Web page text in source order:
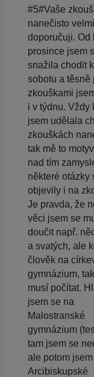
#5#Vaše
nanečisto velmi
doporučuji. Od
prosince jsem
snažila chodit
sobotu a těsně
zkouškami
i v týdnu. Vždy
jsem udělala
zkouškách
tak mě to
nad tím
některé otázky
objevily i na
Je pravda, že
věci jsem se
doučit např.
a svatých, ale
člověk na
gymnázium,
musí počítat.
jsem se na
Malostranské
gymnázium
tam jsem se
ale potom
Arcibiskupské